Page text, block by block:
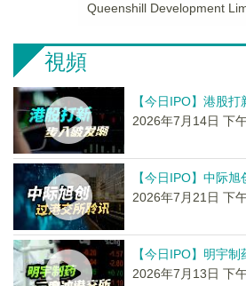
Queenshill Development
視頻
【今日IPO】港股
2026年7月14日 下
【今日IPO】中际
2026年7月21日 下
【今日IPO】明宇
2026年7月13日 下